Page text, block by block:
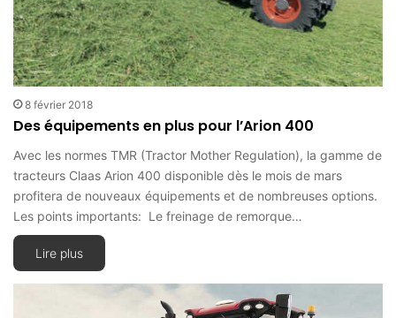
8 février 2018
Des équipements en plus pour l’Arion 400
Avec les normes TMR (Tractor Mother Regulation), la gamme de
tracteurs Claas Arion 400 disponible dès le mois de mars
profitera de nouveaux équipements et de nombreuses options.
Les points importants: Le freinage de remorque…
Lire plus